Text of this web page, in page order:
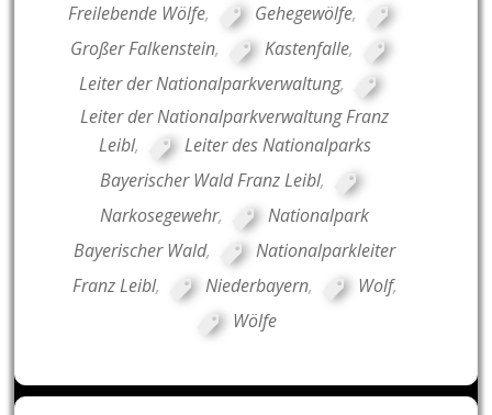
Freilebende Wölfe, Gehegewölfe,
Großer Falkenstein, Kastenfalle,
Leiter der Nationalparkverwaltung,
Leiter der Nationalparkverwaltung Franz
Leibl,
Leiter des Nationalparks
Bayerischer Wald Franz Leibl,
Narkosegewehr,
Nationalpark
Bayerischer Wald,
Nationalparkleiter
Franz Leibl, Niederbayern, Wolf,
Wölfe